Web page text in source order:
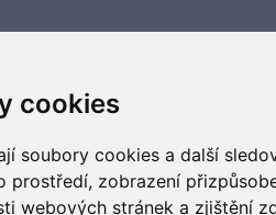
cookies
soubory cookies a další
prostředí, zobrazení
webových stránek a zjištění